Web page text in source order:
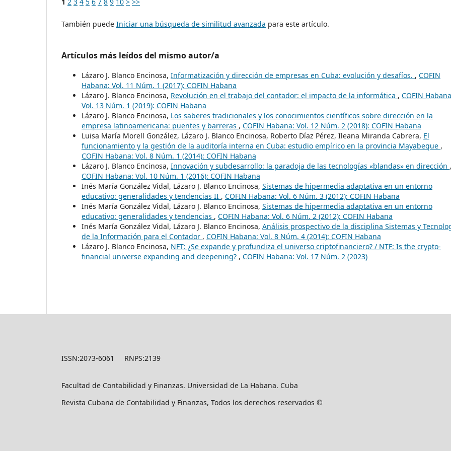
También puede Iniciar una búsqueda de similitud avanzada para este artículo.
Artículos más leídos del mismo autor/a
Lázaro J. Blanco Encinosa, Informatización y dirección de empresas en Cuba: evolución y desafíos. , COFIN
Habana: Vol. 11 Núm. 1 (2017): COFIN Habana
Lázaro J. Blanco Encinosa, Revolución en el trabajo del contador: el impacto de la informática , COFIN
Vol. 13 Núm. 1 (2019): COFIN Habana
Lázaro J. Blanco Encinosa, Los saberes tradicionales y los conocimientos científicos sobre dirección en la
empresa latinoamericana: puentes y barreras , COFIN Habana: Vol. 12 Núm. 2 (2018): COFIN Habana
Luisa María Morell González, Lázaro J. Blanco Encinosa, Roberto Díaz Pérez, Ileana Miranda Cabrera, El
funcionamiento y la gestión de la auditoría interna en Cuba: estudio empírico en la provincia Mayabeque ,
COFIN Habana: Vol. 8 Núm. 1 (2014): COFIN Habana
Lázaro J. Blanco Encinosa, Innovación y subdesarrollo: la paradoja de las tecnologías «blandas» en dirección ,
COFIN Habana: Vol. 10 Núm. 1 (2016): COFIN Habana
Inés María González Vidal, Lázaro J. Blanco Encinosa, Sistemas de hipermedia adaptativa en un entorno
educativo: generalidades y tendencias II , COFIN Habana: Vol. 6 Núm. 3 (2012): COFIN Habana
Inés María González Vidal, Lázaro J. Blanco Encinosa, Sistemas de hipermedia adaptativa en un entorno
educativo: generalidades y tendencias , COFIN Habana: Vol. 6 Núm. 2 (2012): COFIN Habana
Inés María González Vidal, Lázaro J. Blanco Encinosa, Análisis prospectivo de la disciplina Sistemas y
de la Información para el Contador , COFIN Habana: Vol. 8 Núm. 4 (2014): COFIN Habana
Lázaro J. Blanco Encinosa, NFT: ¿Se expande y profundiza el universo criptofinanciero? / NTF: Is the crypto-
financial universe expanding and deepening? , COFIN Habana: Vol. 17 Núm. 2 (2023)
ISSN:2073-6061 RNPS:2139
Facultad de Contabilidad y Finanzas. Universidad de La Habana. Cuba
Revista Cubana de Contabilidad y Finanzas, Todos los derechos reservados ©